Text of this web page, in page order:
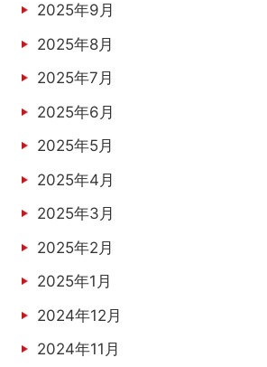
2025年9月
2025年8月
2025年7月
2025年6月
2025年5月
2025年4月
2025年3月
2025年2月
2025年1月
2024年12月
2024年11月